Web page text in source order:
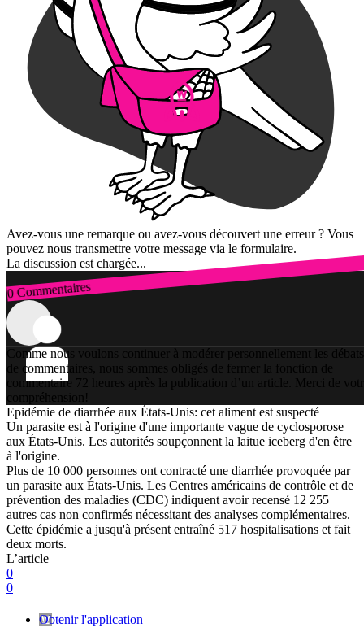
Avez-vous une remarque ou avez-vous découvert une erreur ? Vous
pouvez nous transmettre votre message via le formulaire.
La discussion est chargée...
0 Commentaires
Connexion
Comme nous voulons continuer à modérer personnellement les débats
de commentaires, nous sommes obligés de fermer la fonction de
commentaire 72 heures après la publication d’un article. Merci de
compréhension!
Epidémie de diarrhée aux États-Unis: cet aliment est suspecté
Un parasite est à l'origine d'une importante vague de cyclosporose
aux États-Unis. Les autorités soupçonnent la laitue iceberg d'en être
à l'origine.
Plus de 10 000 personnes ont contracté une diarrhée provoquée par
un parasite aux États-Unis. Les Centres américains de contrôle et de
prévention des maladies (CDC) indiquent avoir recensé 12 255
autres cas non confirmés nécessitant des analyses complémentaires.
Cette épidémie a jusqu'à présent entraîné 517 hospitalisations et fait
deux morts.
L’article
0
0
Obtenir l'application